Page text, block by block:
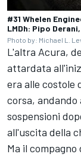
#31 Whelen
LMDh: Pipo
Photo by: Michael L.
L'altra Acura,
attardata
era alle costole
corsa, andando
sospensioni
all'uscita della
Ma il